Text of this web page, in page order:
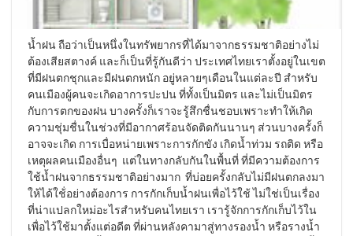
น้ำฝน ถือว่าเป็นหนึ่งในทรัพยากรที่ได้มาจากธรรมชาติอย่างไม่
ต้องเสียสตางค์ และก็เป็นที่รู้กันดีว่า ประเทศไทยเราตั้งอยู่ในเขต
ที่มีฝนตกชุกและมีฝนตกหนัก อยู่หลายๆเดือนในแต่ละปี สำหรับ
คนเมืองผู้คนจะเกิดอาการปะปน ที่ทั้งเป็นมิตร และไม่เป็นมิตร
กับการตกของฝน บางครั้งก็เราจะรู้สึกชื่นชอบเพราะทำให้เกิด
ความชุ่มชื่นในช่วงที่มีอากาศร้อนจัดติดกันนานๆ ส่วนบางครั้งก็
อาจจะเกิด การเบื่อหน่ายเพราะการกักขัง เกิดน้ำท่วม รถติด หรือ
เหตุผลคนเมืองอื่นๆ แต่ในทางกลับกันในพื้นที่ ที่มีความต้องการ
ใช้น้ำฝนจากธรรมชาติอย่างมาก ที่บ่อยครั้งกลับไม่มีฝนตกลงมา
ให้ได้ใช้่อย่างต้องการ การกักเก็บน้ำฝนเพื่อไว้ใช้ ไม่ใช่เป็นเรื่อง
ที่น่าแปลกใหม่อะไรสำหรับคนไทยเรา เรารู้จักการกักเก็บไว้ใน
เพื่อไว้ใช้มาตั้งแต่อดีต ที่ผ่านหลังคามาสู่ทางรองน้ำ หรือรางน้ำ